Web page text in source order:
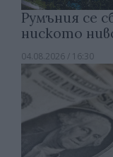
Румъния се
ниското
04.08.2026 / 16:30